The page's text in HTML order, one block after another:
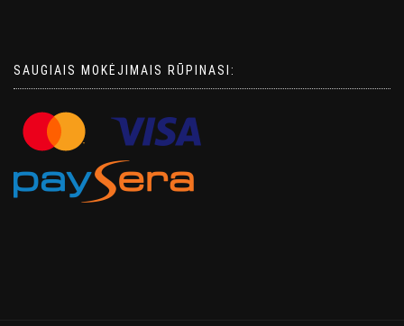
SAUGIAIS MOKĖJIMAIS RŪPINASI: